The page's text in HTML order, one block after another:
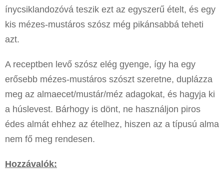
ínycsiklandozóvá teszik ezt az egyszerű ételt, és egy
kis mézes-mustáros szósz még pikánsabbá teheti
azt.
A receptben levő szósz elég gyenge, így ha egy
erősebb mézes-mustáros szószt szeretne, duplázza
meg az almaecet/mustár/méz adagokat, és hagyja ki
a húslevest. Bárhogy is dönt, ne használjon piros
édes almát ehhez az ételhez, hiszen az a típusú alma
nem fő meg rendesen.
Hozzávalók: